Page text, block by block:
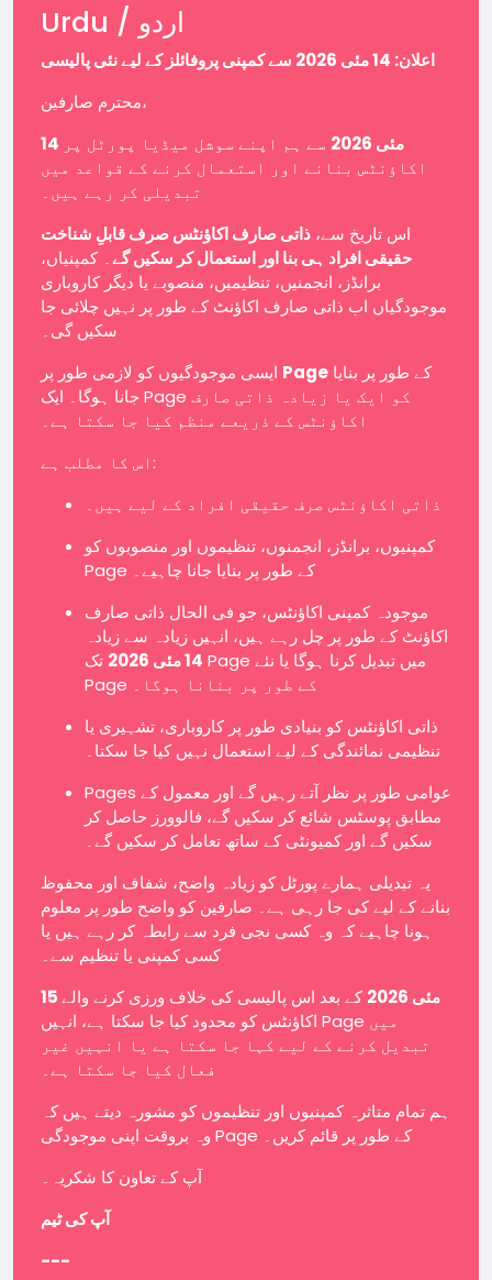
Urdu / اردو
اعلان: 14 مئی 2026 سے کمپنی پروفائلز کے لیے نئی پالیسی
محترم صارفین،
14 مئی 2026
سے ہم اپنے سوشل میڈیا پورٹل پر
اکاؤنٹس بنانے اور استعمال کرنے کے قواعد میں
تبدیلی کر رہے ہیں۔
اس تاریخ سے، ذاتی صارف اکاؤنٹس صرف قابلِ شناخت
حقیقی افراد ہی بنا اور استعمال کر سکیں گے۔ کمپنیاں،
برانڈز، انجمنیں، تنظیمیں، منصوبے یا دیگر کاروباری
موجودگیاں اب ذاتی صارف اکاؤنٹ کے طور پر نہیں چلائی جا
سکیں گی۔
Page
جانا ہوگا۔ ایک Page کو ایک یا زیادہ ذاتی صارف
اکاؤنٹس کے ذریعے منظم کیا جا سکتا ہے۔
اس کا مطلب ہے:
ذاتی اکاؤنٹس صرف حقیقی افراد کے لیے ہیں۔
کمپنیوں، برانڈز، انجمنوں، تنظیموں اور منصوبوں کو
Page کے طور پر بنایا جانا چاہیے۔
موجودہ کمپنی اکاؤنٹس، جو فی الحال ذاتی صارف
اکاؤنٹ کے طور پر چل رہے ہیں، انہیں زیادہ سے زیادہ
14 مئی 2026
تک Page میں تبدیل کرنا ہوگا یا نئے
Page کے طور پر بنانا ہوگا۔
ذاتی اکاؤنٹس کو بنیادی طور پر کاروباری، تشہیری یا
تنظیمی نمائندگی کے لیے استعمال نہیں کیا جا سکتا۔
Pages عوامی طور پر نظر آتے رہیں گے اور معمول کے
مطابق پوسٹس شائع کر سکیں گے، فالوورز حاصل کر
سکیں گے اور کمیونٹی کے ساتھ تعامل کر سکیں گے۔
یہ تبدیلی ہمارے پورٹل کو زیادہ واضح، شفاف اور محفوظ
بنانے کے لیے کی جا رہی ہے۔ صارفین کو واضح طور پر معلوم
ہونا چاہیے کہ وہ کسی نجی فرد سے رابطہ کر رہے ہیں یا
کسی کمپنی یا تنظیم سے۔
15 مئی 2026
کے بعد اس پالیسی کی خلاف ورزی کرنے والے
اکاؤنٹس کو محدود کیا جا سکتا ہے، انہیں Page میں
تبدیل کرنے کے لیے کہا جا سکتا ہے یا انہیں غیر
فعال کیا جا سکتا ہے۔
ہم تمام متاثرہ کمپنیوں اور تنظیموں کو مشورہ دیتے ہیں کہ
وہ بروقت اپنی موجودگی Page کے طور پر قائم کریں۔
آپ کے تعاون کا شکریہ۔
آپ کی ٹیم
---